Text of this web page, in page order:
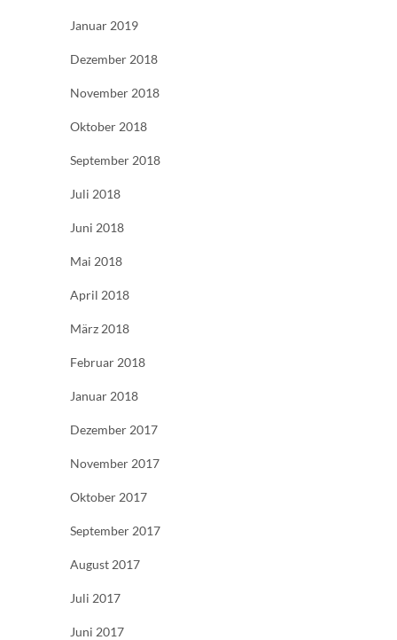
Januar 2019
Dezember 2018
November 2018
Oktober 2018
September 2018
Juli 2018
Juni 2018
Mai 2018
April 2018
März 2018
Februar 2018
Januar 2018
Dezember 2017
November 2017
Oktober 2017
September 2017
August 2017
Juli 2017
Juni 2017